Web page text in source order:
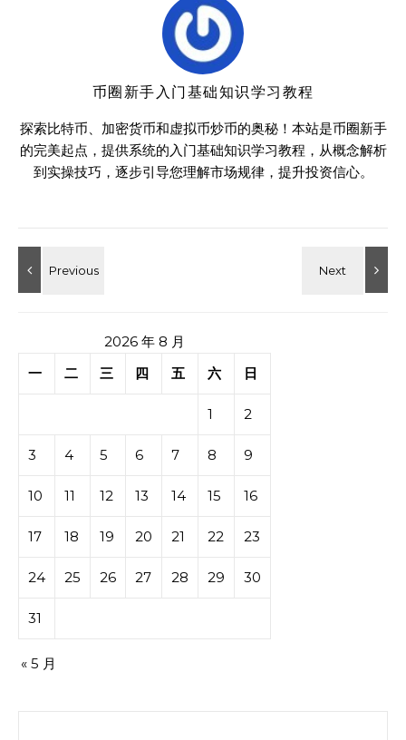
币圈新手入门基础知识学习教程
探索比特币、加密货币和虚拟币炒币的奥秘！本站是币圈新手
的完美起点，提供系统的入门基础知识学习教程，从概念解析
到实操技巧，逐步引导您理解市场规律，提升投资信心。
2026 年 8 月
一
二 三 四 五 六 日
1 2
3 4 5 6 7 8 9
10 11 12 13 14 15 16
17 18 19 20 21 22 23
24 25 26 27 28 29 30
31
« 5 月